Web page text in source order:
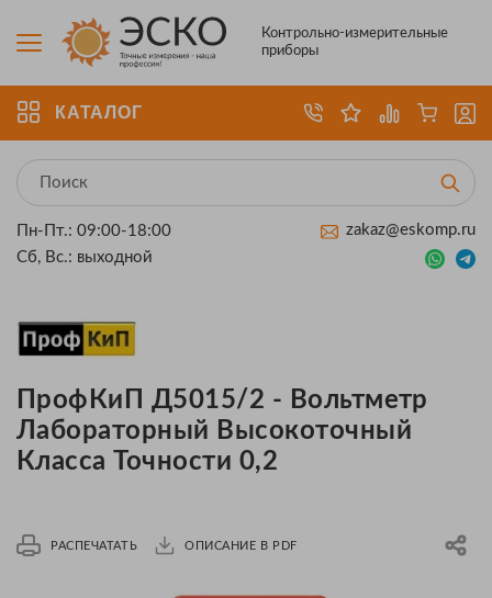
Контрольно-измерительные
приборы
КАТАЛОГ
Пн-Пт.: 09:00-18:00
Сб, Вс.: выходной
zakaz@eskomp.ru
ПрофКиП Д5015/2 - Вольтметр
Лабораторный Высокоточный
Класса Точности 0,2
РАСПЕЧАТАТЬ ОПИСАНИЕ В PDF